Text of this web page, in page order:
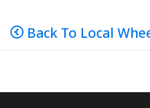
Back To Local